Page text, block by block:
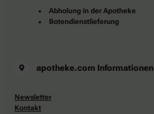
Abholung in der Apotheke
Botendienstlieferung
apotheke.com Informationen
Newsletter
Kontakt